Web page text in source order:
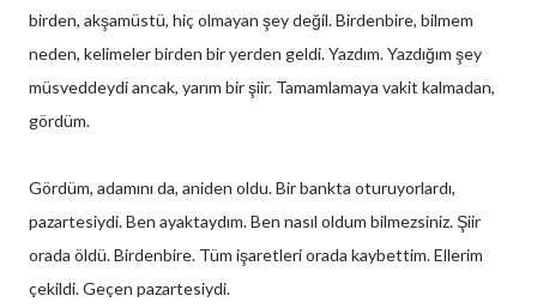
birden, akşamüstü, hiç olmayan şey değil. Birdenbire, bilmem
neden, kelimeler birden bir yerden geldi. Yazdım. Yazdığım şey
müsveddeydi ancak, yarım bir şiir. Tamamlamaya vakit kalmadan,
gördüm.
Gördüm, adamını da, aniden oldu. Bir bankta oturuyorlardı,
pazartesiydi. Ben ayaktaydım. Ben nasıl oldum bilmezsiniz. Şiir
orada öldü. Birdenbire. Tüm işaretleri orada kaybettim. Ellerim
çekildi. Geçen pazartesiydi.